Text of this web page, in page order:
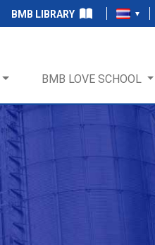
BMB LIBRARY
BMB LOVE SCHOOL